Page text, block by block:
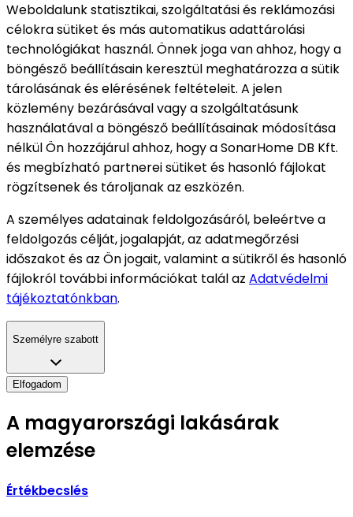
Weboldalunk statisztikai, szolgáltatási és reklámozási
célokra sütiket és más automatikus adattárolási
technológiákat használ. Önnek joga van ahhoz, hogy a
böngésző beállításain keresztül meghatározza a sütik
tárolásának és elérésének feltételeit. A jelen
közlemény bezárásával vagy a szolgáltatásunk
használatával a böngésző beállításainak módosítása
nélkül Ön hozzájárul ahhoz, hogy a SonarHome DB Kft.
és megbízható partnerei sütiket és hasonló fájlokat
rögzítsenek és tároljanak az eszközén.
A személyes adatainak feldolgozásáról, beleértve a
feldolgozás célját, jogalapját, az adatmegőrzési
időszakot és az Ön jogait, valamint a sütikről és hasonló
fájlokról további információkat talál az Adatvédelmi
tájékoztatónkban.
Személyre szabott
Elfogadom
A magyarországi lakásárak
elemzése
Értékbecslés